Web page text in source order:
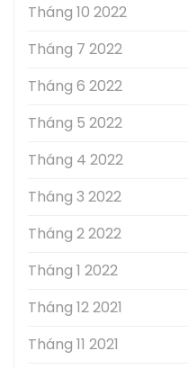
Tháng 10 2022
Tháng 7 2022
Tháng 6 2022
Tháng 5 2022
Tháng 4 2022
Tháng 3 2022
Tháng 2 2022
Tháng 1 2022
Tháng 12 2021
Tháng 11 2021